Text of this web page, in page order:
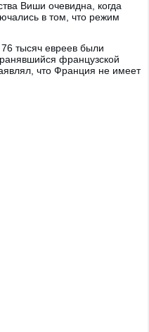
Виши очевидна, когда
в том, что режим
76 тысяч евреев были
французской
что Франция не имеет